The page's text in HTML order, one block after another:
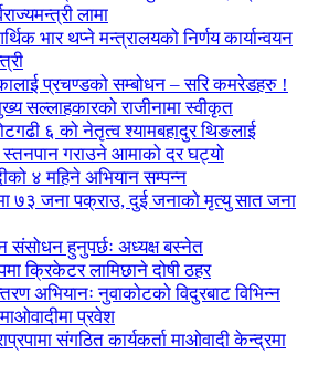
लामा
भार थप्ने मन्त्रालयको निर्णय कार्यान्वयन
प्रचण्डको सम्बोधन – सरि कमरेडहरु !
सल्लाहकारको राजीनामा स्वीकृत
६ को नेतृत्व श्यामबहादुर थिङलाई
गराउने आमाको दर घट्यो
४ महिने अभियान सम्पन्न
७३ जना पक्राउ, दुई जनाको मृत्यु सात जना
संसोधन हुनुपर्छः अध्यक्ष बस्नेत
क्रिकेटर लामिछाने दोषी ठहर
अभियानः नुवाकोटको विदुरबाट विभिन्न
प्रवेश
संगठित कार्यकर्ता माओवादी केन्द्रमा